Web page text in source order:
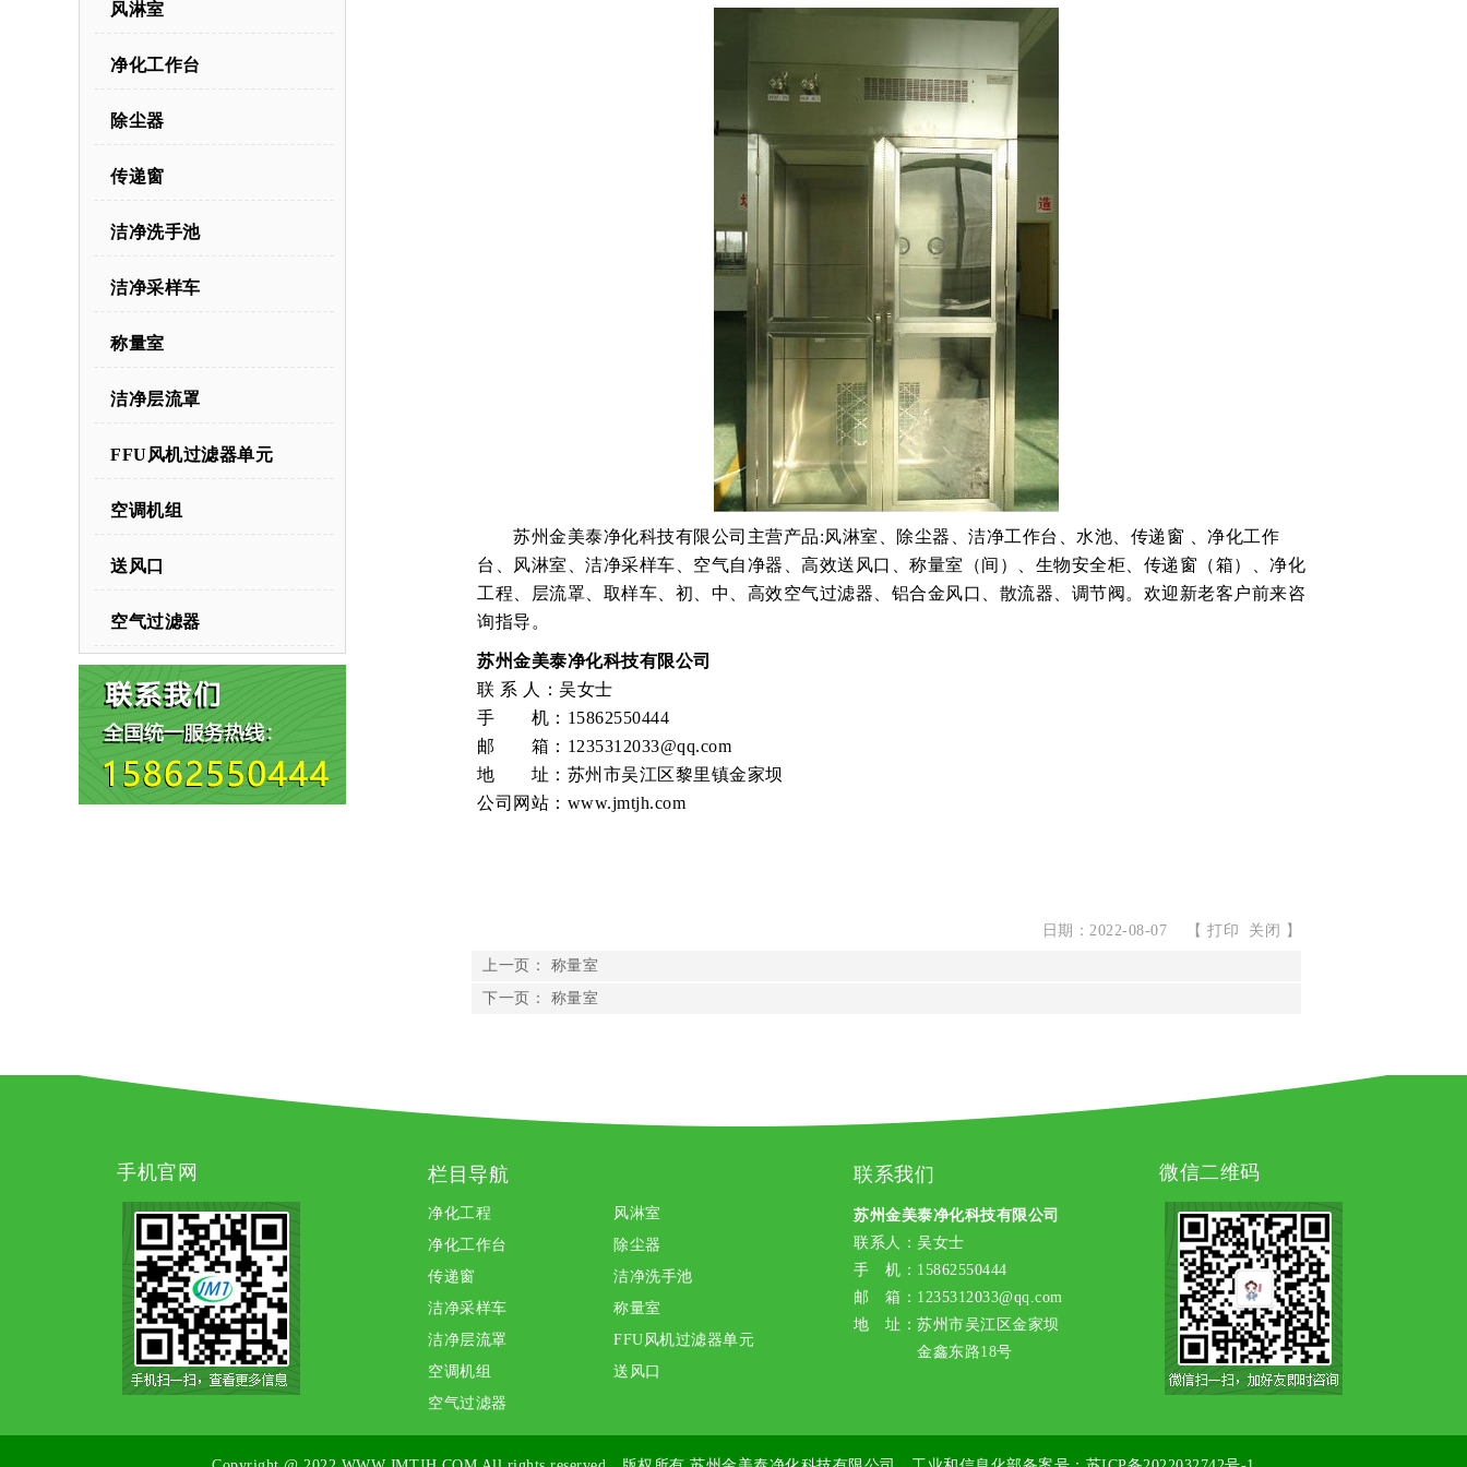
风淋室
净化工作台
除尘器
传递窗
洁净洗手池
洁净采样车
称量室
洁净层流罩
FFU风机过滤器单元
空调机组
送风口
空气过滤器
苏州金美泰净化科技有限公司主营产品:风淋室、除尘器、洁净工作台、水池、传递窗 、净化工作
台、风淋室、洁净采样车、空气自净器、高效送风口、称量室（间）、生物安全柜、传递窗（箱）、净化
工程、层流罩、取样车、初、中、高效空气过滤器、铝合金风口、散流器、调节阀。欢迎新老客户前来咨
询指导。
苏州金美泰净化科技有限公司
联 系 人：吴女士
手 机：15862550444
邮 箱：1235312033@qq.com
地 址：苏州市吴江区黎里镇金家坝
公司网站：www.jmtjh.com
日期：2022-08-07 【 打印 关闭 】
上一页： 称量室
下一页： 称量室
手机官网 栏目导航
净化工程
风淋室
净化工作台
除尘器
传递窗
洁净洗手池
洁净采样车
称量室
洁净层流罩
FFU风机过滤器单元
空调机组
送风口
空气过滤器
联系我们
苏州金美泰净化科技有限公司
联系人：吴女士
手 机：15862550444
邮 箱：1235312033@qq.com
地 址：苏州市吴江区金家坝
金鑫东路18号
微信二维码